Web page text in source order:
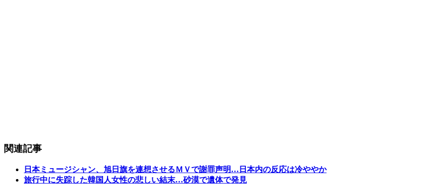
関連記事
日本ミュージシャン、旭日旗を連想させるＭＶで謝罪声明…日本内の反応は冷ややか
旅行中に失踪した韓国人女性の悲しい結末…砂漠で遺体で発見